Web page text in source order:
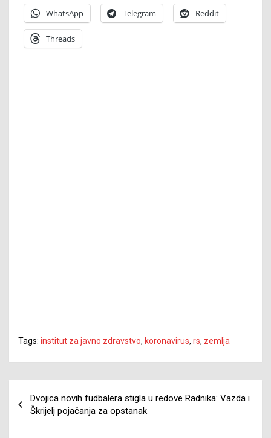
WhatsApp Telegram Reddit
Threads
Tags: institut za javno zdravstvo, koronavirus, rs, zemlja
članaka
Dvojica novih fudbalera stigla u redove Radnika: Vazda i
Škrijelj pojačanja za opstanak